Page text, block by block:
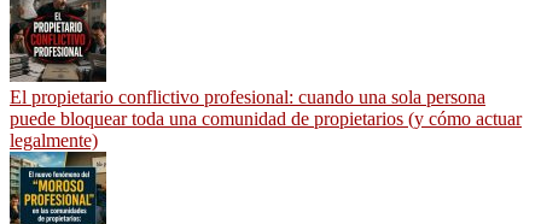
El propietario conflictivo profesional: cuando una sola persona
puede bloquear toda una comunidad de propietarios (y cómo actuar
legalmente)